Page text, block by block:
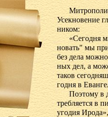
Усек­но­ве­ние
ни­ком:
«Се­го­дня
но­вать" мы
без де­ла
ных дел, а
та­ков
го­дня в
По­это­му в
треб­ля­ет­ся в
уго­дия